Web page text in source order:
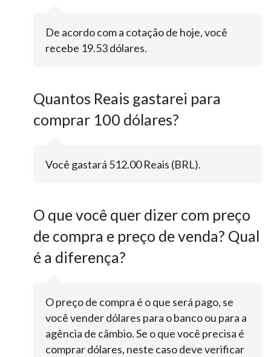
De acordo com a cotação de hoje, você
recebe 19.53 dólares.
Quantos Reais gastarei para
comprar 100 dólares?
Você gastará 512.00 Reais (BRL).
O que você quer dizer com preço
de compra e preço de venda? Qual
é a diferença?
O preço de compra é o que será pago, se
você vender dólares para o banco ou para a
agência de câmbio. Se o que você precisa é
comprar dólares, neste caso deve verificar